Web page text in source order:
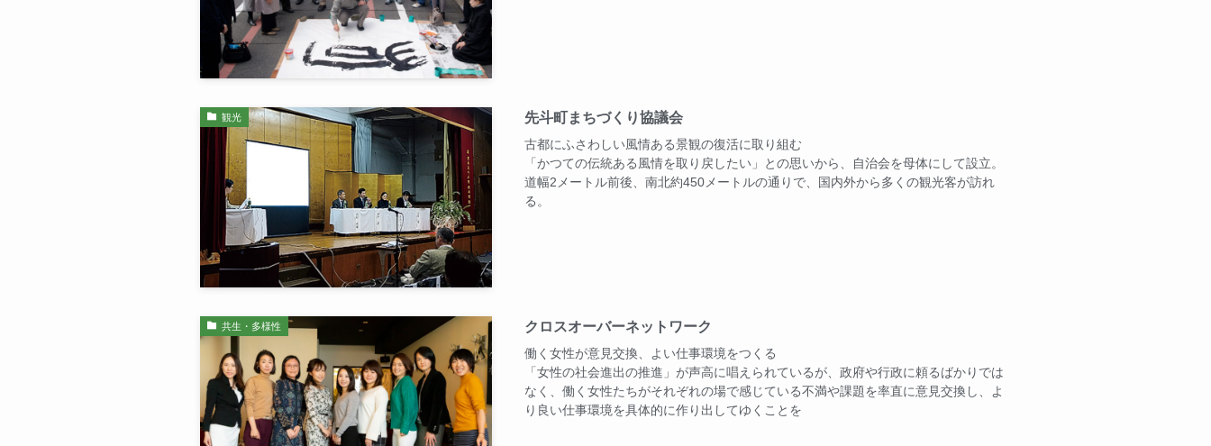
観光 先斗町まちづくり協議会
古都にふさわしい風情ある景観の復活に取り組む
「かつての伝統ある風情を取り戻したい」との思いから、自治会を母体にして設立。
道幅2メートル前後、南北約450メートルの通りで、国内外から多くの観光客が訪れ
る。
共生・多様性 クロスオーバーネットワーク
働く女性が意見交換、よい仕事環境をつくる
「女性の社会進出の推進」が声高に唱えられているが、政府や行政に頼るばかりでは
なく、働く女性たちがそれぞれの場で感じている不満や課題を率直に意見交換し、よ
り良い仕事環境を具体的に作り出してゆくことを